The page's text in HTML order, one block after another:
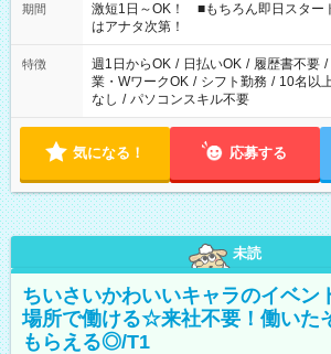
期間
激短1日～OK！ ■もちろん即日スタ
はアナタ次第！
特徴 週1日からOK / 日払いOK / 履歴書不要 /
業・WワークOK / シフト勤務 / 10名以
なし / パソコンスキル不要
気になる！ 応募する
未読
ちいさいかわいいキャラのイベン
場所で働ける☆来社不要！働いた
もらえる◎/T1